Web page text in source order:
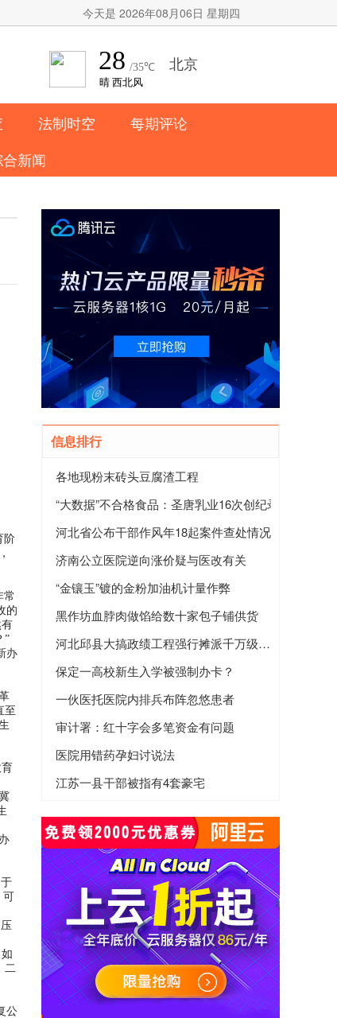
今天是 2026年08月06日 星期四
法制时空
每期评论
新闻
阶
常
的
”
办
至
可
二
公
信息排行
各地现粉末砖头豆腐渣工程
“大数据”不合格食品：圣唐乳业16次创纪录
河北省公布干部作风年18起案件查处情况
济南公立医院逆向涨价疑与医改有关
“金镶玉”镀的金粉加油机计量作弊
黑作坊血脖肉做馅给数十家包子铺供货
河北邱县大搞政绩工程强行摊派千万级招商任务
保定一高校新生入学被强制办卡？
一伙医托医院内排兵布阵忽悠患者
审计署：红十字会多笔资金有问题
医院用错药孕妇讨说法
江苏一县干部被指有4套豪宅